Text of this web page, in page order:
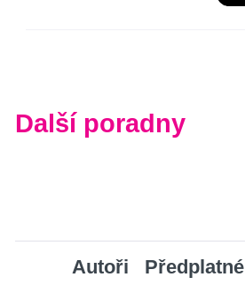
Další poradny
Autoři Předplatné